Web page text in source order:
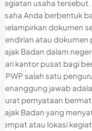
kegiatan usaha
usaha Anda berbentuk
melampirkan dokumen
pendirian atau
Pajak Badan dalam
dari kantor pusat bagi
NPWP salah satu
penanggung jawab
Surat pernyataan
Pajak Badan yang
tempat atau lokasi